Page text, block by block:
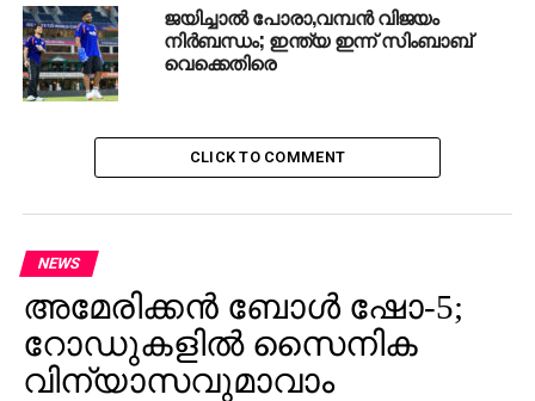
ജയിച്ചാല്‍ പോരാ,വമ്പന്‍ വിജയം
നിര്‍ബന്ധം; ഇന്ത്യ ഇന്ന് സിംബാബ്
വെക്കെതിരെ
CLICK TO COMMENT
NEWS
അമേരിക്കൻ ബോൾ ഷോ-5;
റോഡുകളിൽ സൈനിക
വിന്യാസവുമാവാം